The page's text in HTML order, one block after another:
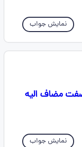
نمایش جواب
مضاف الیه
نمایش جواب